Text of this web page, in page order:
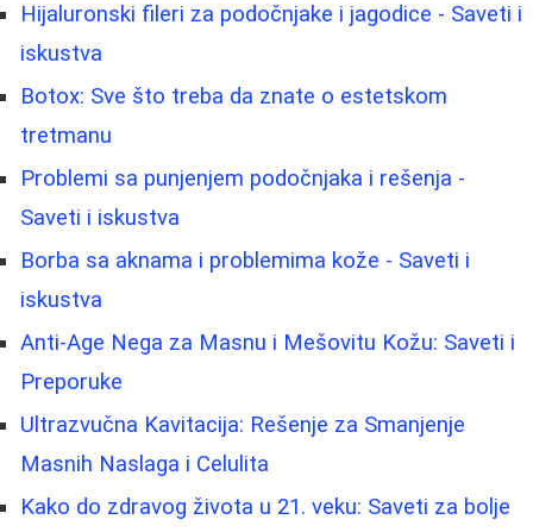
Hijaluronski fileri za podočnjake i jagodice - Saveti i
iskustva
Botox: Sve što treba da znate o estetskom
tretmanu
Problemi sa punjenjem podočnjaka i rešenja -
Saveti i iskustva
Borbа sa aknama i problemima kože - Saveti i
iskustva
Anti-Age Nega za Masnu i Mešovitu Kožu: Saveti i
Preporuke
Ultrazvučna Kavitacija: Rešenje za Smanjenje
Masnih Naslaga i Celulita
Kako do zdravog života u 21. veku: Saveti za bolje